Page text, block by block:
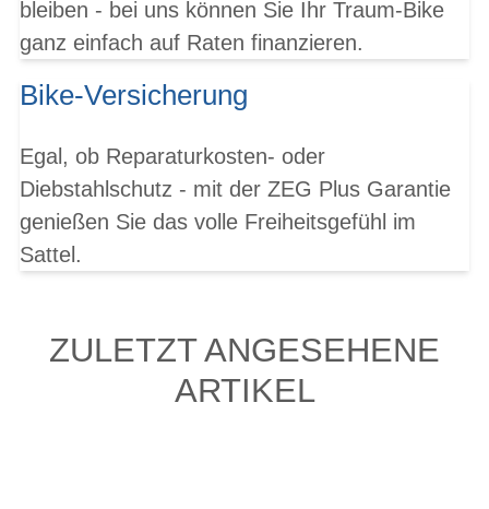
bleiben - bei uns können Sie Ihr Traum-Bike
ganz einfach auf Raten finanzieren.
Bike-Versicherung
Egal, ob Reparaturkosten- oder
Diebstahlschutz - mit der ZEG Plus Garantie
genießen Sie das volle Freiheitsgefühl im
Sattel.
ZULETZT ANGESEHENE
ARTIKEL